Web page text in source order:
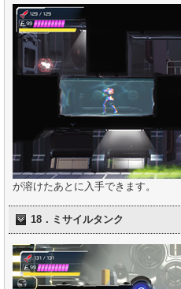
が溶けたあとに入手できます。
18．ミサイルタンク